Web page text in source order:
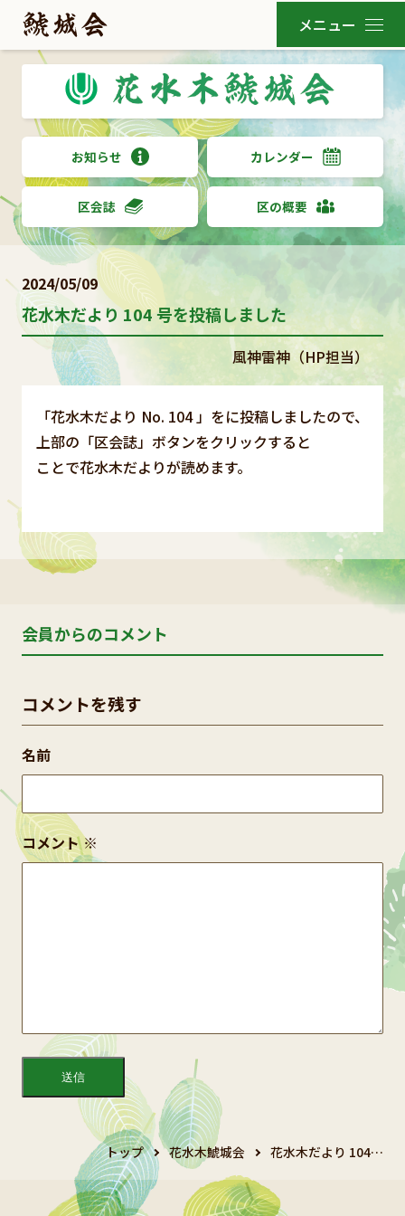
お知らせ カレンダー
区会誌 区の概要
2024/05/09
花水木だより 104 号を投稿しました
風神雷神（HP担当）
「花水木だより No. 104 」をに投稿しましたので、
上部の「区会誌」ボタンをクリックすると
ことで花水木だよりが読めます。
会員からのコメント
コメントを残す
コメント※
名前
トップ 花水木鯱城会 花水木だより 104…